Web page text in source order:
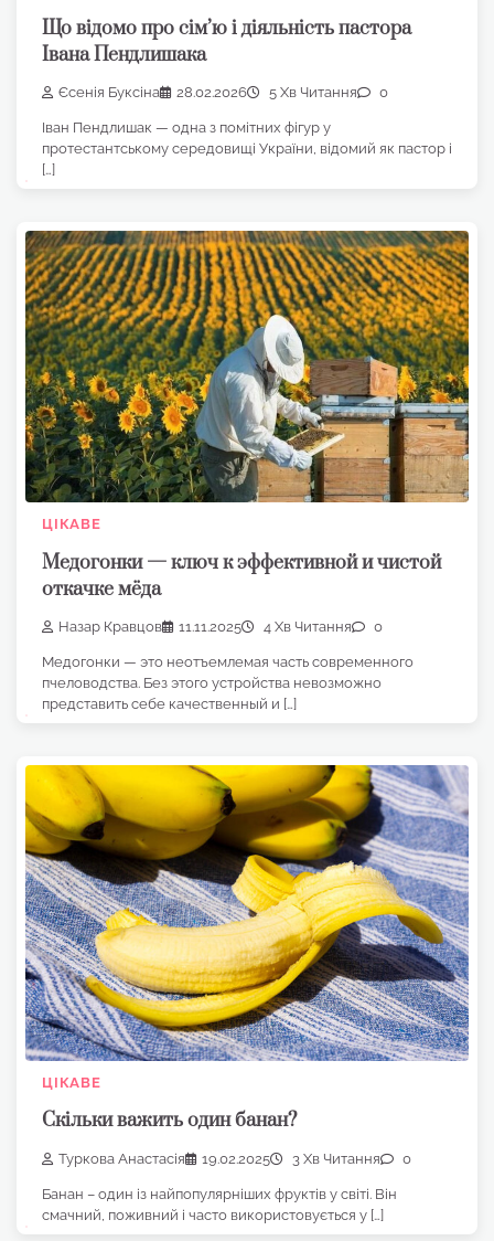
Що відомо про сім’ю і діяльність пастора
Івана Пендлишака
Єсенія Буксіна 28.02.2026 5 Хв Читання 0
Іван Пендлишак — одна з помітних фігур у
протестантському середовищі України, відомий як пастор і
[…]
ЦІКАВЕ
Медогонки — ключ к эффективной и чистой
откачке мёда
Назар Кравцов 11.11.2025 4 Хв Читання 0
Медогонки — это неотъемлемая часть современного
пчеловодства. Без этого устройства невозможно
представить себе качественный и […]
ЦІКАВЕ
Скільки важить один банан?
Туркова Анастасія 19.02.2025 3 Хв Читання 0
Банан – один із найпопулярніших фруктів у світі. Він
смачний, поживний і часто використовується у […]